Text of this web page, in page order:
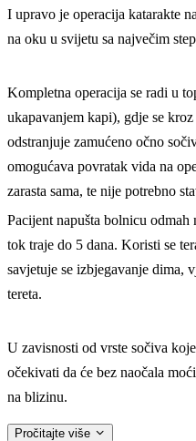
I upravo je operacija katarakte
na oku u svijetu sa največim
Kompletna operacija se radi u
ukapavanjem kapi), gdje se
odstranjuje zamućeno očno
omogućava povratak vida na
zarasta sama, te nije potrebno
Pacijent napušta bolnicu
tok traje do 5 dana. Koristi se
savjetuje se izbjegavanje dima,
tereta.
U zavisnosti od vrste sočiva
očekivati da će bez naočala
na blizinu.
Pročitajte više